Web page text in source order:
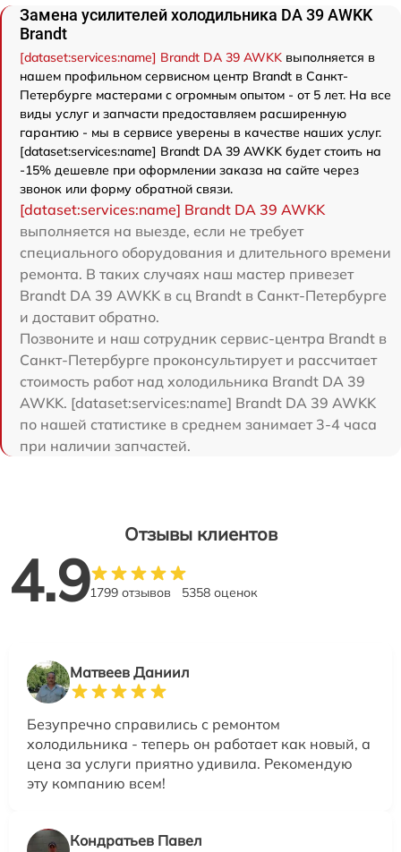
Замена усилителей холодильника DA 39 AWKK
Brandt
[dataset:services:name] Brandt DA 39 AWKK выполняется в
нашем профильном сервисном центр Brandt в Санкт-
Петербурге мастерами с огромным опытом - от 5 лет. На все
виды услуг и запчасти предоставляем расширенную
гарантию - мы в сервисе уверены в качестве наших услуг.
[dataset:services:name] Brandt DA 39 AWKK будет стоить на
-15% дешевле при оформлении заказа на сайте через
звонок или форму обратной связи.
[dataset:services:name] Brandt DA 39 AWKK
выполняется на выезде, если не требует
специального оборудования и длительного времени
ремонта. В таких случаях наш мастер привезет
Brandt DA 39 AWKK в сц Brandt в Санкт-Петербурге
и доставит обратно.
Позвоните и наш сотрудник сервис-центра Brandt в
Санкт-Петербурге проконсультирует и рассчитает
стоимость работ над холодильника Brandt DA 39
AWKK. [dataset:services:name] Brandt DA 39 AWKK
по нашей статистике в среднем занимает 3-4 часа
при наличии запчастей.
Отзывы клиентов
4.91799 отзывов 5358 оценок
Матвеев Даниил
Безупречно справились с ремонтом
холодильника - теперь он работает как новый, а
цена за услуги приятно удивила. Рекомендую
эту компанию всем!
Кондратьев Павел